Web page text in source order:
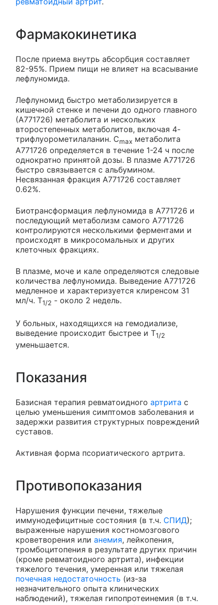
Фармакокинетика
После приема внутрь абсорбция составляет
82-95%. Прием пищи не влияет на всасывание
лефлуномида.
Лефлуномид быстро метаболизируется в
кишечной стенке и печени до одного главного
(А771726) метаболита и нескольких
второстепенных метаболитов, включая 4-
трифлуорометилаланин. Cmax метаболита
А771726 определяется в течение 1-24 ч после
однократно принятой дозы. В плазме А771726
быстро связывается с альбумином.
Несвязанная фракция А771726 составляет
0.62%.
Биотрансформация лефлуномида в А771726 и
последующий метаболизм самого А771726
контролируются несколькими ферментами и
происходят в микросомальных и других
клеточных фракциях.
В плазме, моче и кале определяются следовые
количества лефлуномида. Выведение А771726
медленное и характеризуется клиренсом 31
мл/ч. T1/2 - около 2 недель.
У больных, находящихся на гемодиализе,
выведение происходит быстрее и T1/2
уменьшается.
Показания
Базисная терапия ревматоидного артрита с
целью уменьшения симптомов заболевания и
задержки развития структурных повреждений
суставов.
Активная форма псориатического артрита.
Противопоказания
Нарушения функции печени, тяжелые
иммунодефицитные состояния (в т.ч. СПИД);
выраженные нарушения костномозгового
кроветворения или анемия, лейкопения,
тромбоцитопения в результате других причин
(кроме ревматоидного артрита), инфекции
тяжелого течения, умеренная или тяжелая
почечная недостаточность (из-за
незначительного опыта клинических
наблюдений), тяжелая гипопротеинемия (в т.ч.